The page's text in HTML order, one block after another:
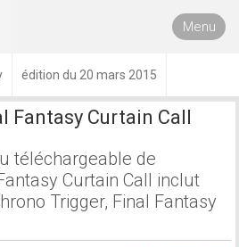
Menu
édition du 20 mars 2015
Fantasy Curtain Call
téléchargeable de
Curtain Call inclut
Trigger, Final Fantasy